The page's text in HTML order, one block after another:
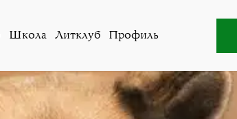
Школа Литклуб Профиль